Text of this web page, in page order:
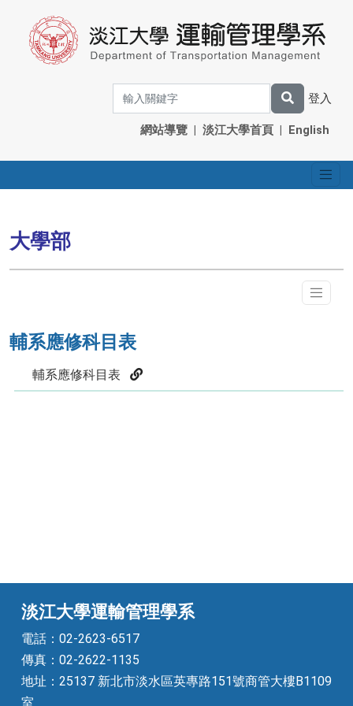
登入
網站導覽 | 淡江大學首頁 | English
大學部
輔系應修科目表
輔系應修科目表
淡江大學運輸管理學系
電話：02-2623-6517
傳真：02-2622-1135
地址：25137 新北市淡水區英專路151號商管大樓B1109
室